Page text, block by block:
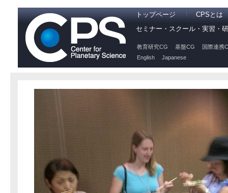
トップページ
CPSとは
セミナー・スクール・実習・
教育研究CG 基盤CG
国際連携
English
Japanese